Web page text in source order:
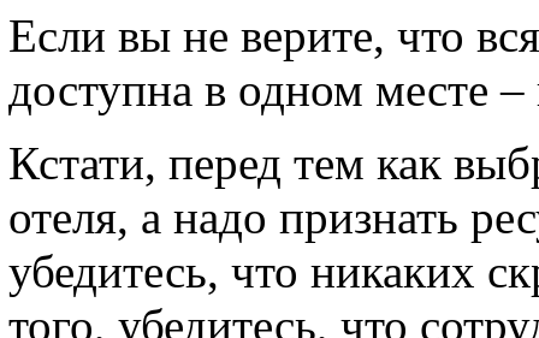
Если вы не верите, что
доступна в одном месте
Кстати, перед тем как
отеля, а надо признать
убедитесь, что никаких
того, убедитесь, что